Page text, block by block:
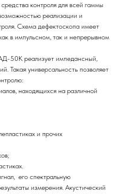
контроля для всей гаммы
реализации и
Схема дефектоскопа имеет
в импульсном, так и непрерывном
50К реализует импедансный,
Такая универсальность позволяет
находящихся на различной
и прочих
его спектральную
измерения. Акустический